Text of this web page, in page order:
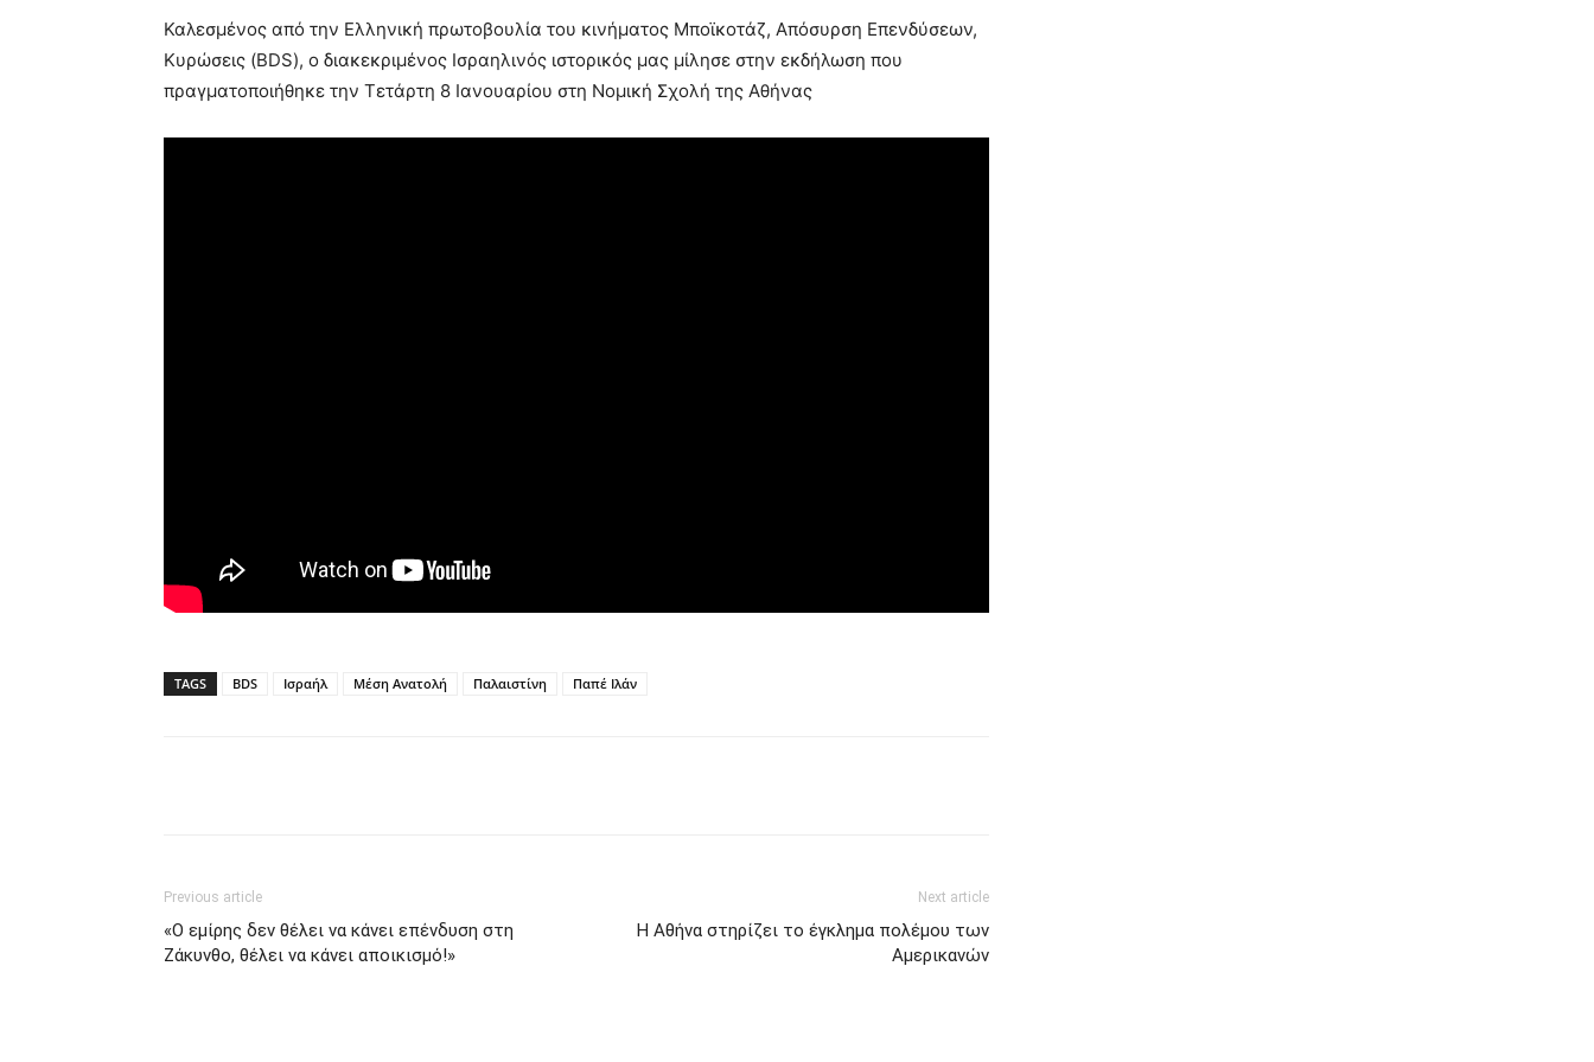
Καλεσμένος από την Ελληνική πρωτοβουλία του κινήματος Μποϊκοτάζ, Απόσυρση Επενδύσεων,
Κυρώσεις (BDS), ο διακεκριμένος Ισραηλινός ιστορικός μας μίλησε στην εκδήλωση που
πραγματοποιήθηκε την Τετάρτη 8 Ιανουαρίου στη Νομική Σχολή της Αθήνας
TAGS BDS Ισραήλ Μέση Ανατολή Παλαιστίνη Παπέ Ιλάν
Previous article
«Ο εμίρης δεν θέλει να κάνει επένδυση στη
Ζάκυνθο, θέλει να κάνει αποικισμό!»
Next article
Η Αθήνα στηρίζει το έγκλημα πολέμου των
Αμερικανών